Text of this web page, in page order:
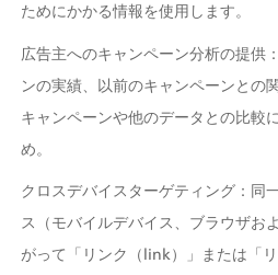
ためにかかる情報を使用します。
広告主へのキャンペーン分析の提供
ンの実績、以前のキャンペーンとの
キャンペーンや他のデータとの比較
め。
クロスデバイスターゲティング：同
ス（モバイルデバイス、ブラウザお
がって「リンク（link）」または「